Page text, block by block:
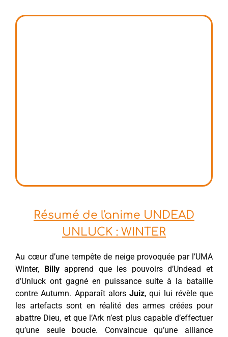
Résumé de l'anime UNDEAD
UNLUCK : WINTER
Au cœur d’une tempête de neige provoquée par l’UMA
Winter,
Billyapprend que les pouvoirs d’Undead et
d’Unluck ont gagné en puissance suite à la bataille
contre Autumn. Apparaît alors Juiz, qui lui révèle que
les artefacts sont en réalité des armes créées pour
abattre Dieu, et que l’Ark n’est plus capable d’effectuer
qu’une seule boucle. Convaincue qu’une alliance